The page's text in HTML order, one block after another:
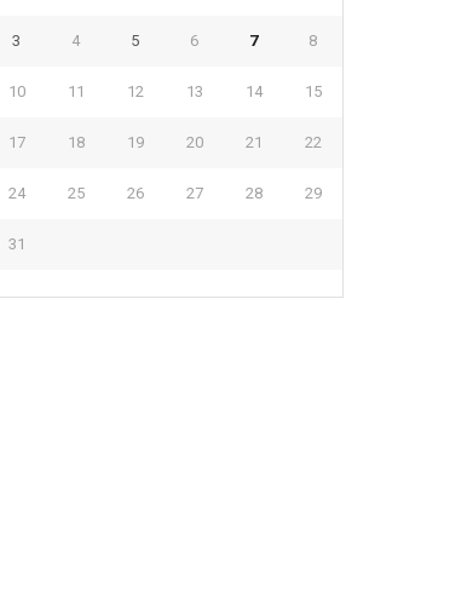
3 4 5 6 7 8
10 11 12 13 14 15
17 18 19 20 21 22
24 25 26 27 28 29
31